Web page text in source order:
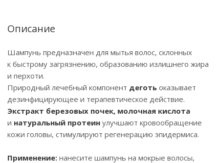
Описание
Шампунь предназначен для мытья волос, склонных
к быстрому загрязнению, образованию излишнего жира
и перхоти.
Природный лечебный компонент деготь оказывает
дезинфицирующее и терапевтическое действие.
Экстракт березовых почек, молочная кислота
и натуральный протеин улучшают кровообращение
кожи головы, стимулируют регенерацию эпидермиса.
Применение: нанесите шампунь на мокрые волосы,